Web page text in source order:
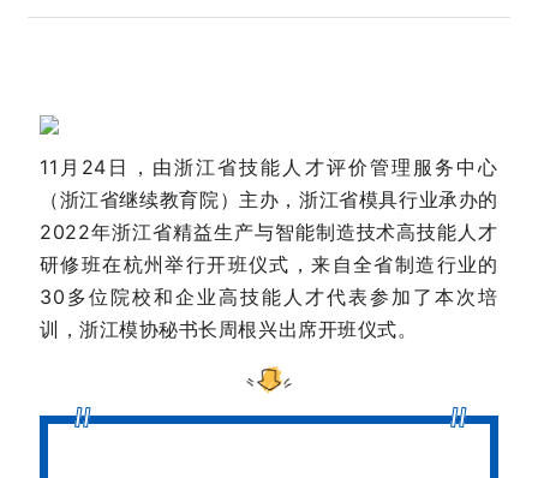
11月24日，由浙江省技能人才评价管理服务中心
（浙江省继续教育院）主办，浙江省模具行业承办的
2022年浙江省精益生产与智能制造技术高技能人才
研修班在杭州举行开班仪式，来自全省制造行业的
30多位院校和企业高技能人才代表参加了本次培
训，浙江模协秘书长周根兴出席开班仪式。